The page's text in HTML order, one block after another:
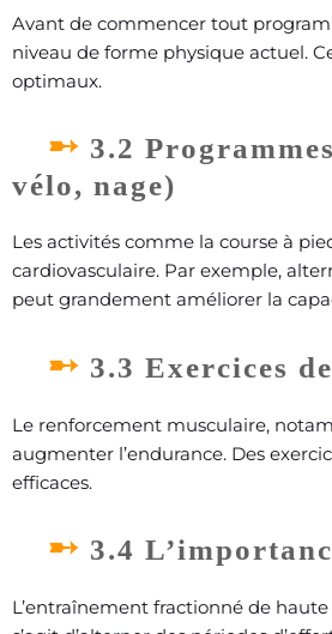
Avant de commencer tout
niveau de forme physique actuel.
optimaux.
3.2
vélo, nage)
Les activités comme la course à
cardiovasculaire. Par exemple,
peut grandement améliorer la
3.3 Exercices
Le renforcement musculaire,
augmenter l’endurance. Des
efficaces.
3.4
L’entraînement fractionné de